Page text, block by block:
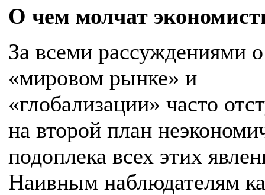
О чем молчат
За всеми рассуждениями о
«мировом рынке» и
«глобализации» часто
на второй план
подоплека всех этих
Наивным наблюдателям